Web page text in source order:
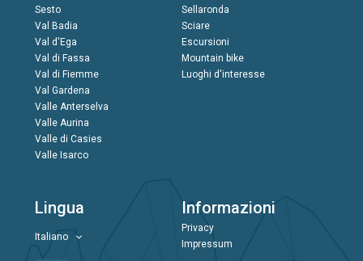
Sesto
Val Badia
Val d'Ega
Val di Fassa
Val di Fiemme
Val Gardena
Valle Anterselva
Valle Aurina
Valle di Casies
Valle Isarco
Sellaronda
Sciare
Escursioni
Mountain bike
Luoghi d'interesse
Lingua
Italiano
Informazioni
Privacy
Impressum